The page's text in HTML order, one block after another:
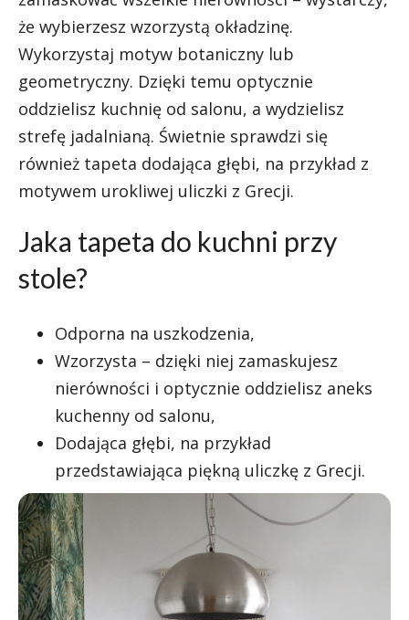
że wybierzesz wzorzystą okładzinę.
Wykorzystaj motyw botaniczny lub
geometryczny. Dzięki temu optycznie
oddzielisz kuchnię od salonu, a wydzielisz
strefę jadalnianą. Świetnie sprawdzi się
również tapeta dodająca głębi, na przykład z
motywem urokliwej uliczki z Grecji.
Jaka tapeta do kuchni przy
stole?
Odporna na uszkodzenia,
Wzorzysta – dzięki niej zamaskujesz
nierówności i optycznie oddzielisz aneks
kuchenny od salonu,
Dodająca głębi, na przykład
przedstawiająca piękną uliczkę z Grecji.